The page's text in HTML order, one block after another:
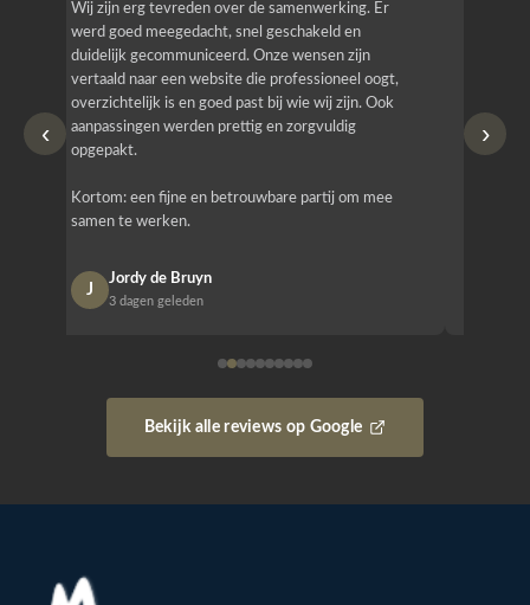
‹
Wij zijn erg tevreden over de samenwerking. Er
werd goed meegedacht, snel geschakeld en
duidelijk gecommuniceerd. Onze wensen zijn
vertaald naar een website die professioneel oogt,
overzichtelijk is en goed past bij wie wij zijn. Ook
aanpassingen werden prettig en zorgvuldig
opgepakt.
Kortom: een fijne en betrouwbare partij om mee
samen te werken.
J
Jordy de Bruyn
3 dagen geleden
›
Bekijk alle reviews op Google